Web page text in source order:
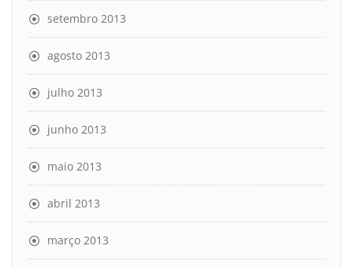
setembro 2013
agosto 2013
julho 2013
junho 2013
maio 2013
abril 2013
março 2013